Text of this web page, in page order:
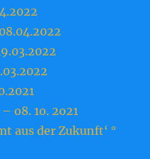
o8. 1o. 2o21
aus der Zukunft‘ °